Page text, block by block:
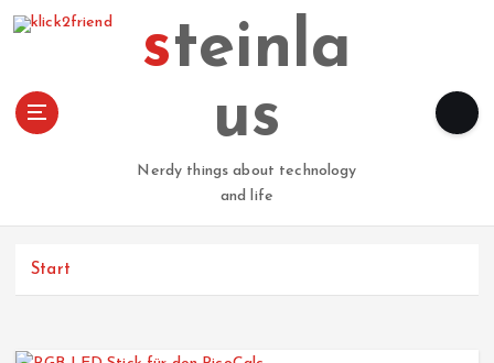
steinla
us
Nerdy things about technology
and life
Start